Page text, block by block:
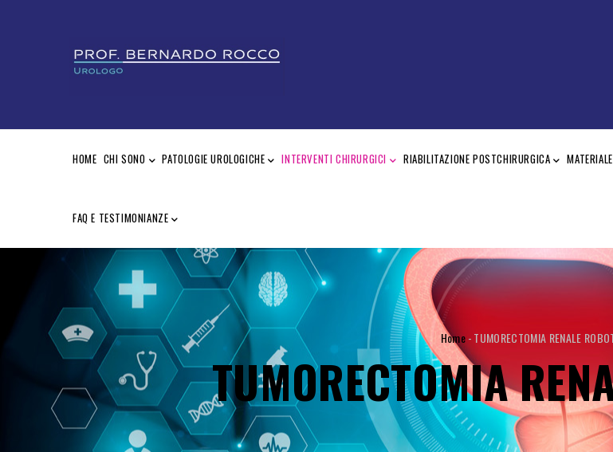
NAVIGATION
HOME CHI SONO PATOLOGIE UROLOGICHE INTERVENTI CHIRURGICI RIABILITAZIONE POSTCHIRURGICA
FAQ E TESTIMONIANZE
BRICIOLE
DI
PANE
Home-TUMORECTOMIA RENALE
TUMORECTOMIA